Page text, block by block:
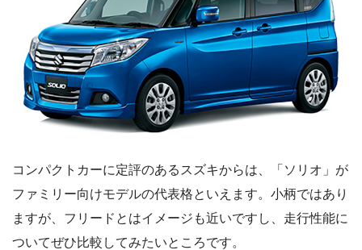
コンパクトカーに定評のあるスズキからは、「ソリオ」が
ファミリー向けモデルの代表格といえます。小柄ではあり
ますが、フリードとはイメージも近いですし、走行性能に
ついてぜひ比較してみたいところです。